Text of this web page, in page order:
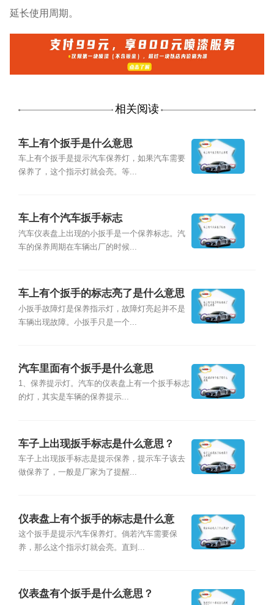
延长使用周期。
相关阅读
车上有个扳手是什么意思
车上有个扳手是提示汽车保养灯，如果汽车需要
保养了，这个指示灯就会亮。等...
车上有个汽车扳手标志
汽车仪表盘上出现的小扳手是一个保养标志。汽
车的保养周期在车辆出厂的时候...
车上有个扳手的标志亮了是什么意思
小扳手故障灯是保养指示灯，故障灯亮起并不是
车辆出现故障。小扳手只是一个...
汽车里面有个扳手是什么意思
1、保养提示灯。汽车的仪表盘上有一个扳手标志
的灯，其实是车辆的保养提示...
车子上出现扳手标志是什么意思？
车子上出现扳手标志是提示保养，提示车子该去
做保养了，一般是厂家为了提醒...
仪表盘上有个扳手的标志是什么意
思？
这个扳手是提示汽车保养灯。倘若汽车需要保
养，那么这个指示灯就会亮。直到...
仪表盘有个扳手是什么意思？